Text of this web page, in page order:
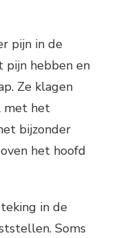
pijn in de
pijn hebben en
Ze klagen
met het
bijzonder
het hoofd
in de
Soms